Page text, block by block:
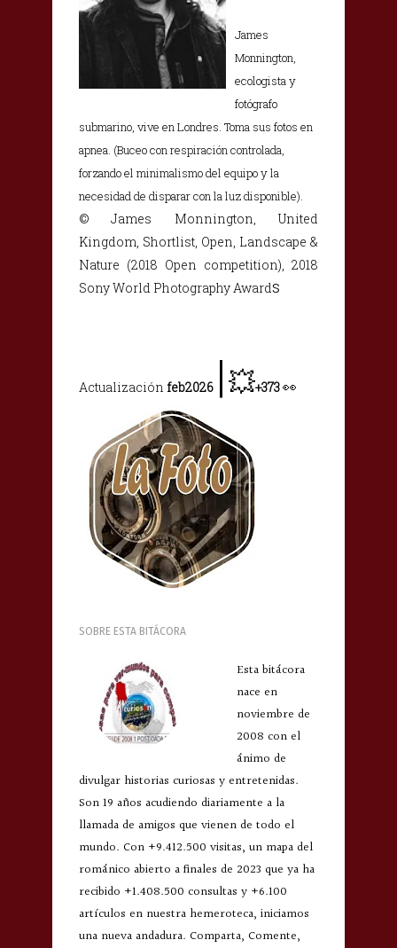
James
Monnington,
ecologista y
fotógrafo
submarino, vive en Londres. Toma sus fotos en
apnea. (Buceo con respiración controlada,
forzando el minimalismo del equipo y la
necesidad de disparar con la luz disponible).
© James Monnington, United
Kingdom, Shortlist, Open, Landscape &
Nature (2018 Open competition), 2018
Sony World Photography Awards
Actualización feb2026 |💥+373👀
SOBRE ESTA BITÁCORA
Esta bitácora
nace en
noviembre de
2008 con el
ánimo de
divulgar historias curiosas y entretenidas.
Son 19 años acudiendo diariamente a la
llamada de amigos que vienen de todo el
mundo. Con +9.412.500 visitas, un mapa del
románico abierto a finales de 2023 que ya ha
recibido +1.408.500 consultas y +6.100
artículos en nuestra hemeroteca, iniciamos
una nueva andadura. Comparta, Comente,